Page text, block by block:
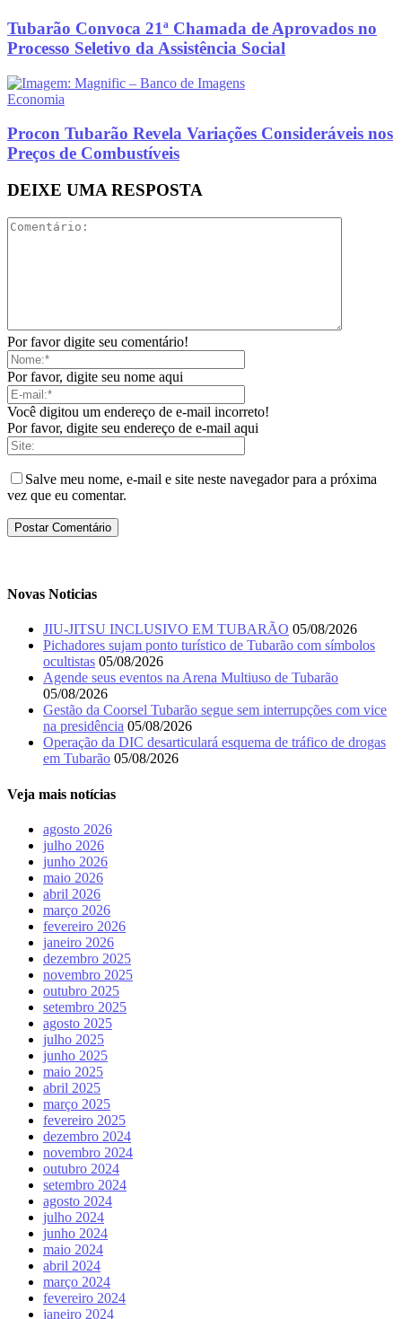
Tubarão Convoca 21ª Chamada de Aprovados no
Processo Seletivo da Assistência Social
Economia
Procon Tubarão Revela Variações Consideráveis nos
Preços de Combustíveis
DEIXE UMA RESPOSTA
Por favor digite seu comentário!
Por favor, digite seu nome aqui
Você digitou um endereço de e-mail incorreto!
Por favor, digite seu endereço de e-mail aqui
Salve meu nome, e-mail e site neste navegador para a próxima
vez que eu comentar.
Novas Noticias
JIU-JITSU INCLUSIVO EM TUBARÃO 05/08/2026
Pichadores sujam ponto turístico de Tubarão com símbolos
ocultistas 05/08/2026
Agende seus eventos na Arena Multiuso de Tubarão
05/08/2026
Gestão da Coorsel Tubarão segue sem interrupções com vice
na presidência 05/08/2026
Operação da DIC desarticulará esquema de tráfico de drogas
em Tubarão 05/08/2026
Veja mais notícias
agosto 2026
julho 2026
junho 2026
maio 2026
abril 2026
março 2026
fevereiro 2026
janeiro 2026
dezembro 2025
novembro 2025
outubro 2025
setembro 2025
agosto 2025
julho 2025
junho 2025
maio 2025
abril 2025
março 2025
fevereiro 2025
dezembro 2024
novembro 2024
outubro 2024
setembro 2024
agosto 2024
julho 2024
junho 2024
maio 2024
abril 2024
março 2024
fevereiro 2024
janeiro 2024